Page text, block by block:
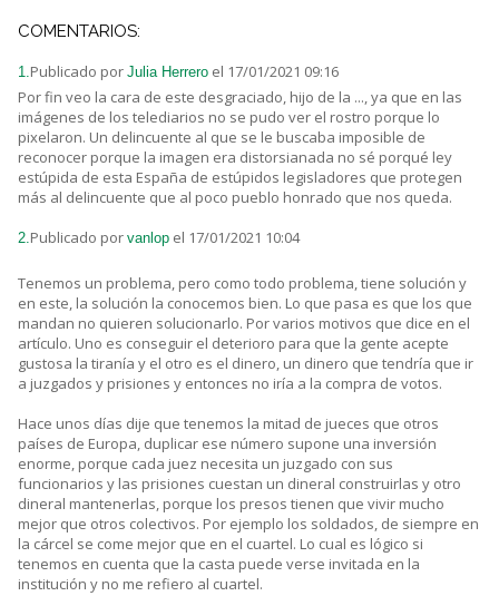
COMENTARIOS:
1.Publicado por Julia Herrero el 17/01/2021 09:16
Por fin veo la cara de este desgraciado, hijo de la ..., ya que en las
imágenes de los telediarios no se pudo ver el rostro porque lo
pixelaron. Un delincuente al que se le buscaba imposible de
reconocer porque la imagen era distorsianada no sé porqué ley
estúpida de esta España de estúpidos legisladores que protegen
más al delincuente que al poco pueblo honrado que nos queda.
2.Publicado por vanlop el 17/01/2021 10:04
Tenemos un problema, pero como todo problema, tiene solución y
en este, la solución la conocemos bien. Lo que pasa es que los que
mandan no quieren solucionarlo. Por varios motivos que dice en el
artículo. Uno es conseguir el deterioro para que la gente acepte
gustosa la tiranía y el otro es el dinero, un dinero que tendría que ir
a juzgados y prisiones y entonces no iría a la compra de votos.
Hace unos días dije que tenemos la mitad de jueces que otros
países de Europa, duplicar ese número supone una inversión
enorme, porque cada juez necesita un juzgado con sus
funcionarios y las prisiones cuestan un dineral construirlas y otro
dineral mantenerlas, porque los presos tienen que vivir mucho
mejor que otros colectivos. Por ejemplo los soldados, de siempre en
la cárcel se come mejor que en el cuartel. Lo cual es lógico si
tenemos en cuenta que la casta puede verse invitada en la
institución y no me refiero al cuartel.